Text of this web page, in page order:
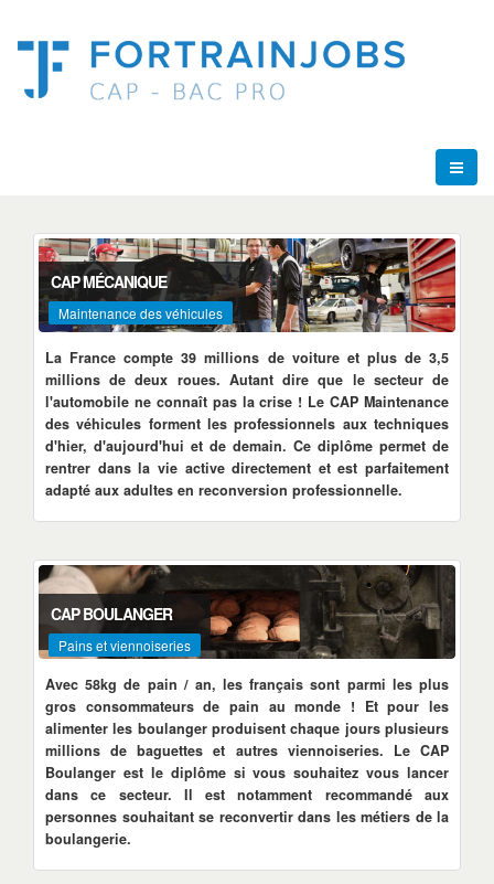
CAP MÉCANIQUE
Maintenance des véhicules
La France compte 39 millions de voiture et plus de 3,5
millions de deux roues. Autant dire que le secteur de
l'automobile ne connaît pas la crise ! Le CAP Maintenance
des véhicules forment les professionnels aux techniques
d'hier, d'aujourd'hui et de demain. Ce diplôme permet de
rentrer dans la vie active directement et est parfaitement
adapté aux adultes en reconversion professionnelle.
CAP BOULANGER
Pains et viennoiseries
Avec 58kg de pain / an, les français sont parmi les plus
gros consommateurs de pain au monde ! Et pour les
alimenter les boulanger produisent chaque jours plusieurs
millions de baguettes et autres viennoiseries. Le CAP
Boulanger est le diplôme si vous souhaitez vous lancer
dans ce secteur. Il est notamment recommandé aux
personnes souhaitant se reconvertir dans les métiers de la
boulangerie.